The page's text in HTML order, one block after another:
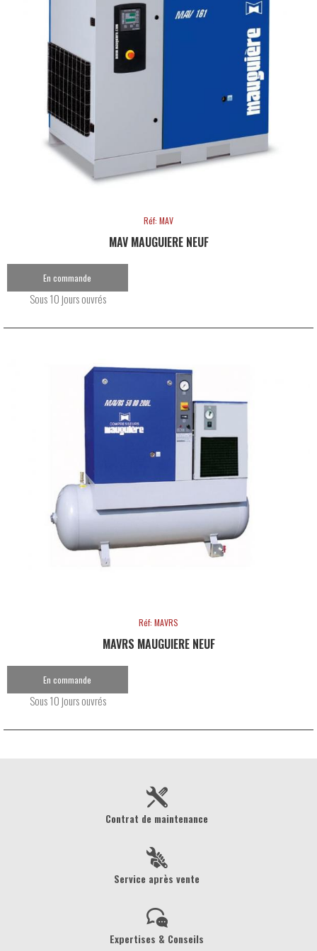
Réf: MAV
MAV MAUGUIERE NEUF
En commande
Sous 10 jours ouvrés
Réf: MAVRS
MAVRS MAUGUIERE NEUF
En commande
Sous 10 jours ouvrés
Contrat de maintenance
Service après vente
Expertises & Conseils